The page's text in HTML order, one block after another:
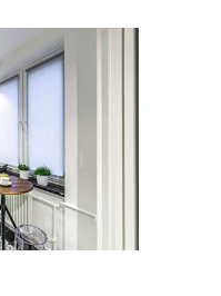
Кухни в современном
стиле